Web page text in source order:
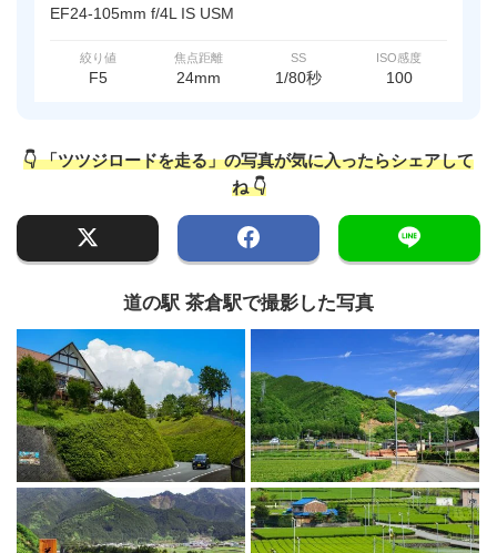
EF24-105mm f/4L IS USM
絞り値
F5
焦点距離
24mm
SS
1/80秒
ISO感度
100
👇 「ツツジロードを走る」の写真が気に入ったらシェアして
ね 👇
道の駅 茶倉駅で撮影した写真